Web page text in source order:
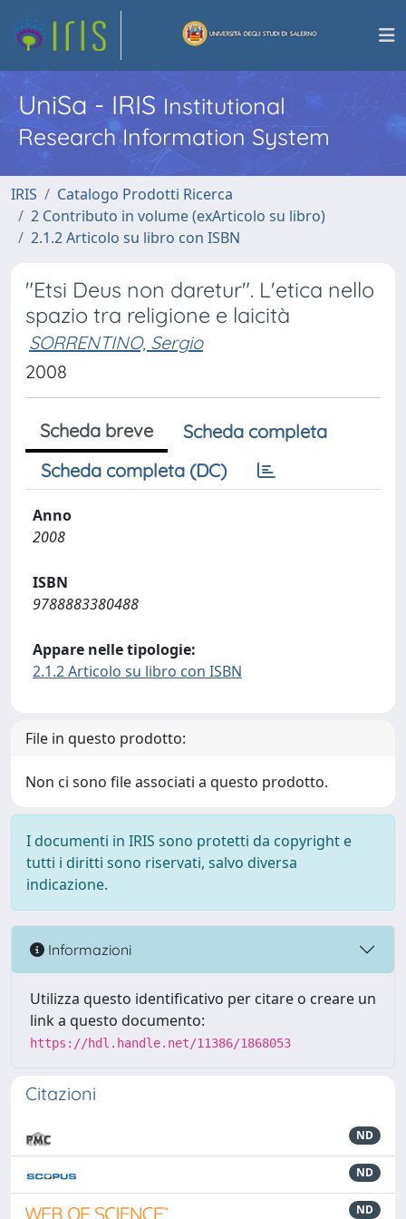
UniSa - IRISInstitutional
Research Information System
IRIS
Catalogo Prodotti Ricerca
2 Contributo in volume (exArticolo su libro)
2.1.2 Articolo su libro con ISBN
"Etsi Deus non daretur". L'etica nello
spazio tra religione e laicità
SORRENTINO, Sergio
2008
Scheda breve
Scheda completa
Scheda completa (DC)
Anno
2008
ISBN
9788883380488
Appare nelle tipologie:
2.1.2 Articolo su libro con ISBN
File in questo prodotto:
Non ci sono file associati a questo prodotto.
I documenti in IRIS sono protetti da copyright e
tutti i diritti sono riservati, salvo diversa
indicazione.
Informazioni
Utilizza questo identificativo per citare o creare un
link a questo documento:
https://hdl.handle.net/11386/1868053
Citazioni
ND
ND
ND